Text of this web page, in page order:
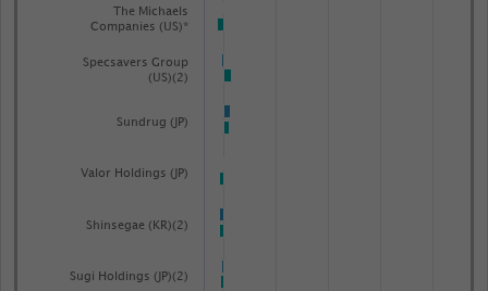
Shinsegae (KR)(2)
The Michaels
Companies (US)*
Specsavers Group
(US)(2)
Sundrug (JP)
Valor Holdings (JP)
Sugi Holdings (JP)(2)